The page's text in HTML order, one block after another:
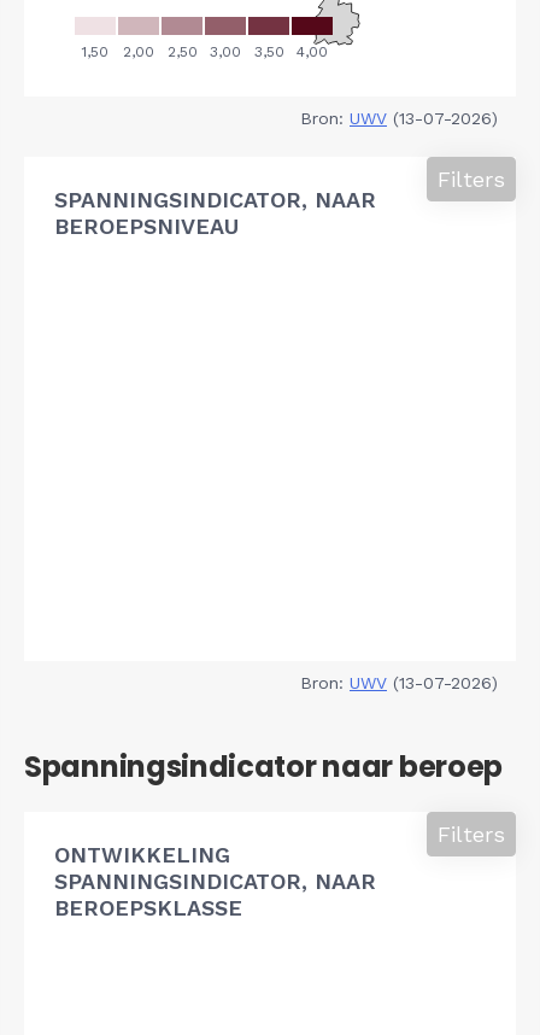
Bron: UWV (13-07-2026)
SPANNINGSINDICATOR, NAAR
BEROEPSNIVEAU
Filters
Bron: UWV (13-07-2026)
Spanningsindicator naar beroep
ONTWIKKELING
SPANNINGSINDICATOR, NAAR
BEROEPSKLASSE
Filters